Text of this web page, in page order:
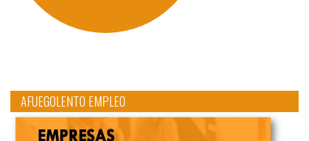
AFUEGOLENTO EMPLEO